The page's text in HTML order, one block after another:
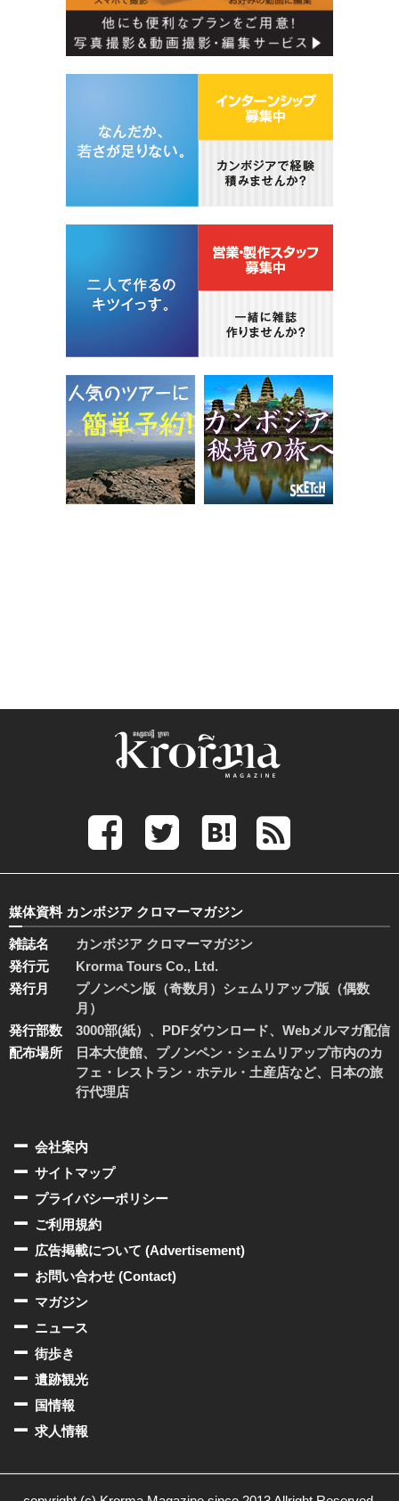
媒体資料 カンボジア クロマーマガジン
雑誌名
カンボジア クロマーマガジン
発行元
Krorma Tours Co., Ltd.
発行月
プノンペン版（奇数月）シェムリアップ版（偶数
月）
発行部数
3000部(紙）、PDFダウンロード、Webメルマガ配信
配布場所
日本大使館、プノンペン・シェムリアップ市内のカ
フェ・レストラン・ホテル・土産店など、日本の旅
行代理店
会社案内
サイトマップ
プライバシーポリシー
ご利用規約
広告掲載について (Advertisement)
お問い合わせ (Contact)
マガジン
ニュース
街歩き
遺跡観光
国情報
求人情報